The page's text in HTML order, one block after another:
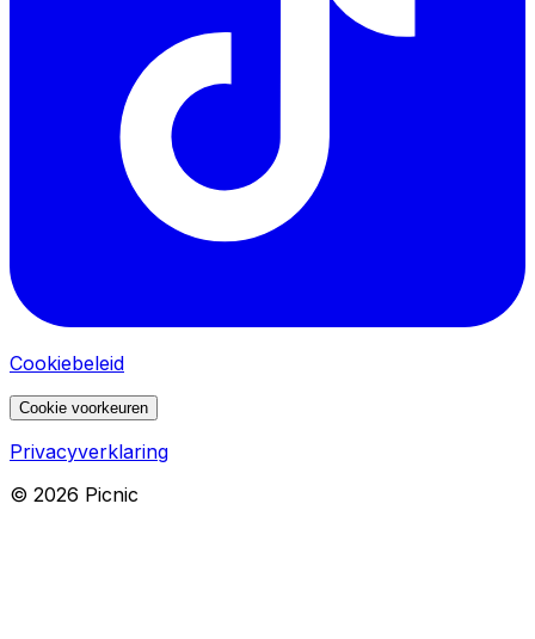
Cookiebeleid
Cookie voorkeuren
Privacyverklaring
© 2026 Picnic